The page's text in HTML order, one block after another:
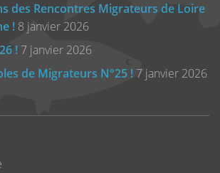
des Rencontres Migrateurs de Loire
! 8 janvier 2026
! 7 janvier 2026
de Migrateurs N°25 ! 7 janvier 2026